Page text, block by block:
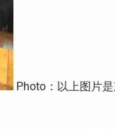
Photo：以上图片